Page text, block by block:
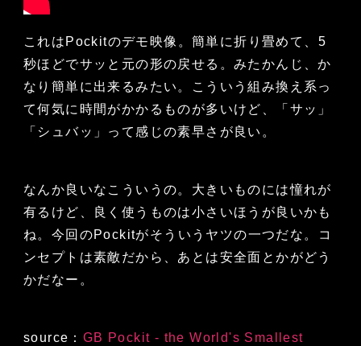
これはPockitのデモ映像。簡単に折り畳めて、5
秒ほどでサッと元の形の戻せる。みたかんじ、か
なり簡単に出来るみたい。こういう組み換え系っ
て何気に時間がかかるものが多いけど、「サッ」
「シュバッ」って感じの素早さが良い。
なんか良いなこういうの。大きいものには憧れが
有るけど、良く使うものは小さいほうが良いかも
ね。今回のPockitがそういうヤツの一つだな。コ
ンセプトは素敵だから、あとは安全面とかがどう
かだなー。
source： GB Pockit - the World's Smallest